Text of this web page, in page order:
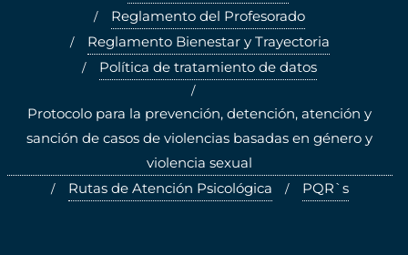
Reglamento del Profesorado
Reglamento Bienestar y Trayectoria
Política de tratamiento de datos
Protocolo para la prevención, detención, atención y
sanción de casos de violencias basadas en género y
violencia sexual
Rutas de Atención Psicológica
PQR`s